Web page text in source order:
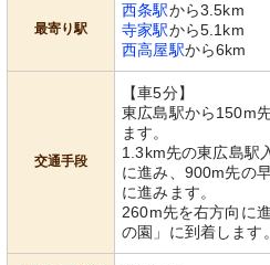
最寄り駅
西条駅から3.5km
寺家駅から5.1km
西高屋駅から6km
交通手段
【車5分】
東広島駅から150m
ます。
1.3km先の東広島駅
に進み、900m先の
に進みます。
260m先を右方向に
の園」に到着します。